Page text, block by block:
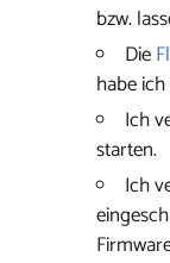
bzw.
Die
habe
Ich
starten.
Ich